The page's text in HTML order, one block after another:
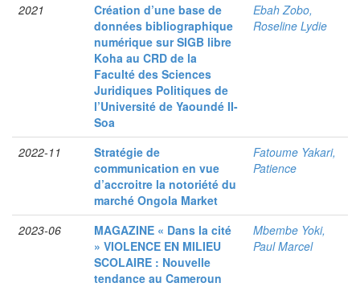
2021
Création d’une base de
données bibliographique
numérique sur SIGB libre
Koha au CRD de la
Faculté des Sciences
Juridiques Politiques de
l’Université de Yaoundé II-
Soa
Ebah Zobo,
Roseline Lydie
2022-11
Stratégie de
communication en vue
d’accroitre la notoriété du
marché Ongola Market
Fatoume Yakari,
Patience
2023-06
MAGAZINE « Dans la cité
» VIOLENCE EN MILIEU
SCOLAIRE : Nouvelle
tendance au Cameroun
Mbembe Yoki,
Paul Marcel